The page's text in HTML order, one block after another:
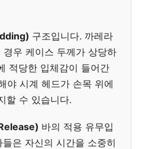
구조입니다. 까레라
우 케이스 두께가 상당하
적당한 입체감이 들어간
야 시계 헤드가 손목 위에
할 수 있습니다.
바의 적용 유무입
은 자신의 시간을 소중히